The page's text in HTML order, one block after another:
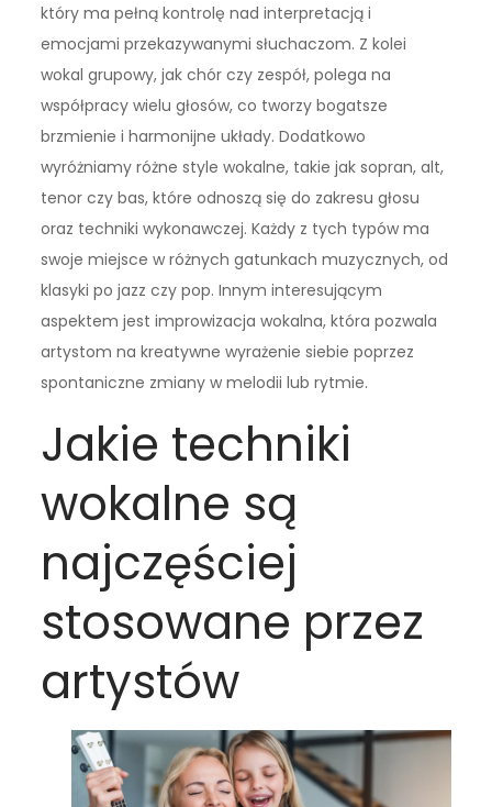
który ma pełną kontrolę nad interpretacją i
emocjami przekazywanymi słuchaczom. Z kolei
wokal grupowy, jak chór czy zespół, polega na
współpracy wielu głosów, co tworzy bogatsze
brzmienie i harmonijne układy. Dodatkowo
wyróżniamy różne style wokalne, takie jak sopran, alt,
tenor czy bas, które odnoszą się do zakresu głosu
oraz techniki wykonawczej. Każdy z tych typów ma
swoje miejsce w różnych gatunkach muzycznych, od
klasyki po jazz czy pop. Innym interesującym
aspektem jest improwizacja wokalna, która pozwala
artystom na kreatywne wyrażenie siebie poprzez
spontaniczne zmiany w melodii lub rytmie.
Jakie techniki
wokalne są
najczęściej
stosowane przez
artystów